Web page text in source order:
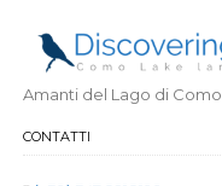
Amanti del Lago di Como
CONTATTI